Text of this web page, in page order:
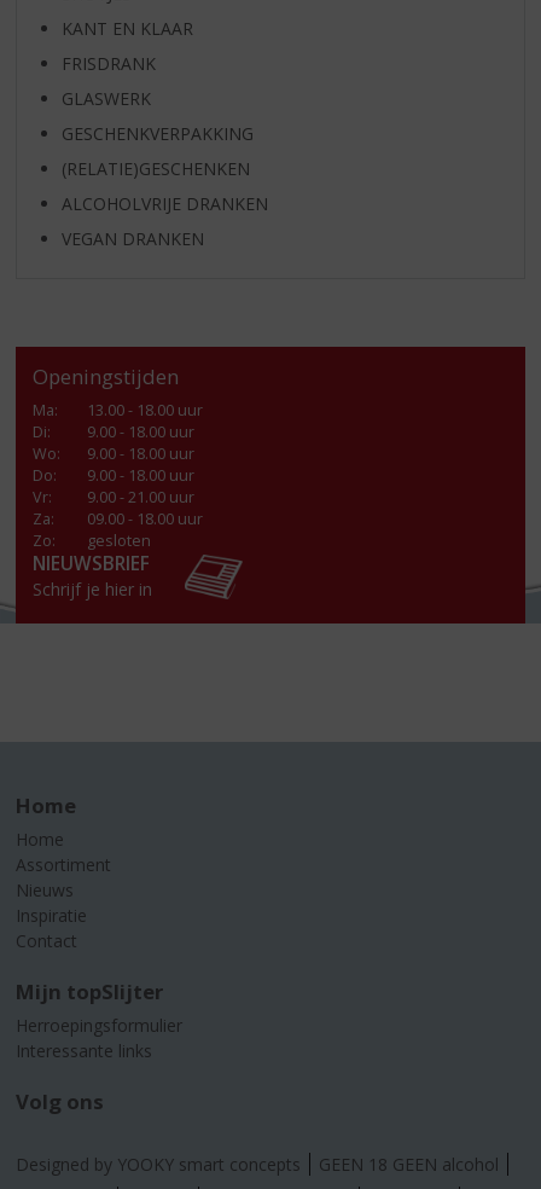
KANT EN KLAAR
FRISDRANK
GLASWERK
GESCHENKVERPAKKING
(RELATIE)GESCHENKEN
ALCOHOLVRIJE DRANKEN
VEGAN DRANKEN
Openingstijden
Ma:
13.00 - 18.00 uur
Di:
9.00 - 18.00 uur
Wo:
9.00 - 18.00 uur
Do:
9.00 - 18.00 uur
Vr:
9.00 - 21.00 uur
Za:
09.00 - 18.00 uur
Zo:
gesloten
NIEUWSBRIEF
Schrijf je hier in
Home
Home
Assortiment
Nieuws
Inspiratie
Contact
Mijn topSlijter
Herroepingsformulier
Interessante links
Volg ons
Designed by YOOKY smart concepts
GEEN 18 GEEN alcohol